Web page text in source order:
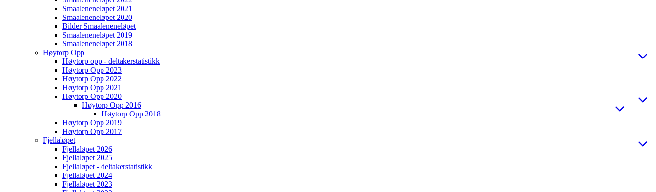
Smaaleneneløpet 2021
Smaaleneneløpet 2020
Bilder Smaaleneneløpet
Smaaleneneløpet 2019
Smaaleneneløpet 2018
Høytorp Opp
Høytorp opp - deltakerstatistikk
Høytorp Opp 2023
Høytorp Opp 2022
Høytorp Opp 2021
Høytorp Opp 2020
Høytorp Opp 2016
Høytorp Opp 2018
Høytorp Opp 2019
Høytorp Opp 2017
Fjellaløpet
Fjellaløpet 2026
Fjellaløpet 2025
Fjellaløpet - deltakerstatistikk
Fjellaløpet 2024
Fjellaløpet 2023